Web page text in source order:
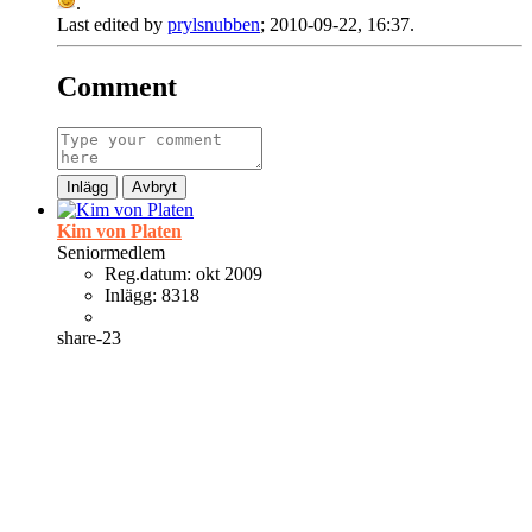
Last edited by prylsnubben; 2010-09-22, 16:37.
Comment
Inlägg Avbryt
Kim von Platen
Seniormedlem
Reg.datum: okt 2009
Inlägg: 8318
share-23